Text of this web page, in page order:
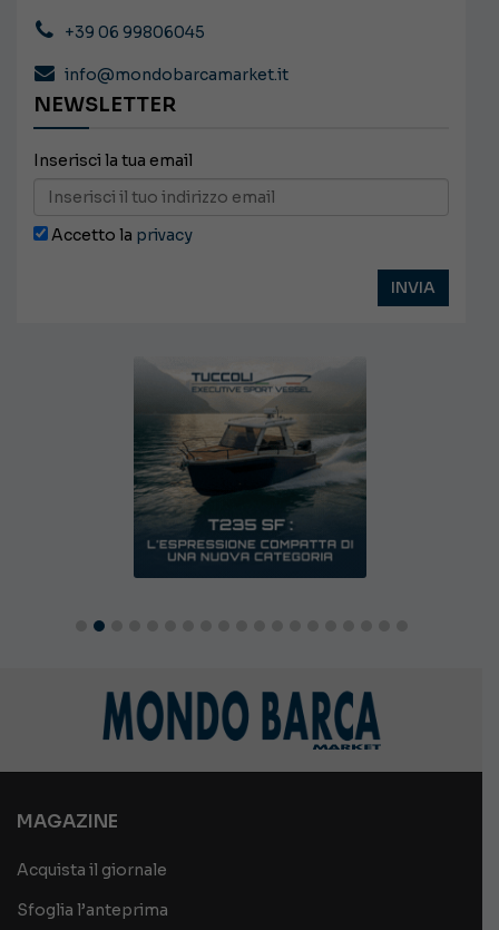
+39 06 99806045
info@mondobarcamarket.it
NEWSLETTER
Inserisci la tua email
Accetto la privacy
MAGAZINE
Acquista il giornale
Sfoglia l’anteprima